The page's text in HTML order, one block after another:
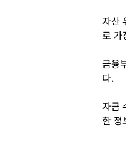
자산
로 가
금융
다.
자금
한 정